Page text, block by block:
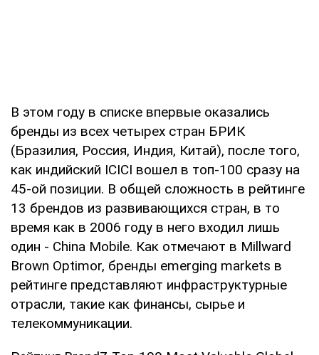
В этом году в списке впервые оказались
бренды из всех четырех стран БРИК
(Бразилия, Россия, Индия, Китай), после того,
как индийский ICICI вошел в топ-100 сразу на
45-ой позиции. В общей сложность в рейтинге
13 брендов из развивающихся стран, в то
время как в 2006 году в него входил лишь
один - China Mobile. Как отмечают в Millward
Brown Optimor, бренды emerging markets в
рейтинге представляют инфраструктурные
отрасли, такие как финансы, сырье и
телекоммуникации.